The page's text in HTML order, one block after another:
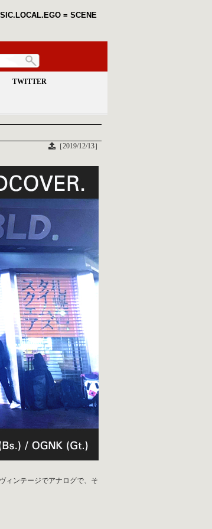
= SCENE
TWITTER
［2019/12/13］
ィンテージでアナログで、そ